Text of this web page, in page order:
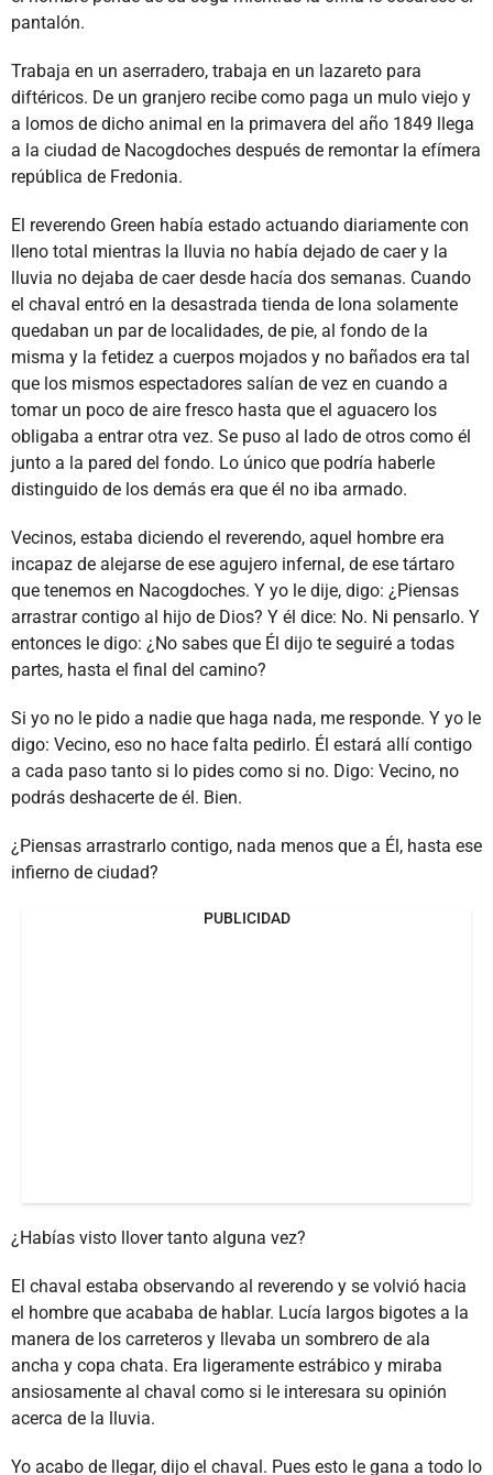
pantalón.
Trabaja en un aserradero, trabaja en un lazareto para
diftéricos. De un granjero recibe como paga un mulo viejo y
a lomos de dicho animal en la primavera del año 1849 llega
a la ciudad de Nacogdoches después de remontar la efímera
república de Fredonia.
El reverendo Green había estado actuando diariamente con
lleno total mientras la lluvia no había dejado de caer y la
lluvia no dejaba de caer desde hacía dos semanas. Cuando
el chaval entró en la desastrada tienda de lona solamente
quedaban un par de localidades, de pie, al fondo de la
misma y la fetidez a cuerpos mojados y no bañados era tal
que los mismos espectadores salían de vez en cuando a
tomar un poco de aire fresco hasta que el aguacero los
obligaba a entrar otra vez. Se puso al lado de otros como él
junto a la pared del fondo. Lo único que podría haberle
distinguido de los demás era que él no iba armado.
Vecinos, estaba diciendo el reverendo, aquel hombre era
incapaz de alejarse de ese agujero infernal, de ese tártaro
que tenemos en Nacogdoches. Y yo le dije, digo: ¿Piensas
arrastrar contigo al hijo de Dios? Y él dice: No. Ni pensarlo. Y
entonces le digo: ¿No sabes que Él dijo te seguiré a todas
partes, hasta el final del camino?
Si yo no le pido a nadie que haga nada, me responde. Y yo le
digo: Vecino, eso no hace falta pedirlo. Él estará allí contigo
a cada paso tanto si lo pides como si no. Digo: Vecino, no
podrás deshacerte de él. Bien.
¿Piensas arrastrarlo contigo, nada menos que a Él, hasta ese
infierno de ciudad?
PUBLICIDAD
¿Habías visto llover tanto alguna vez?
El chaval estaba observando al reverendo y se volvió hacia
el hombre que acababa de hablar. Lucía largos bigotes a la
manera de los carreteros y llevaba un sombrero de ala
ancha y copa chata. Era ligeramente estrábico y miraba
ansiosamente al chaval como si le interesara su opinión
acerca de la lluvia.
Yo acabo de llegar, dijo el chaval. Pues esto le gana a todo lo